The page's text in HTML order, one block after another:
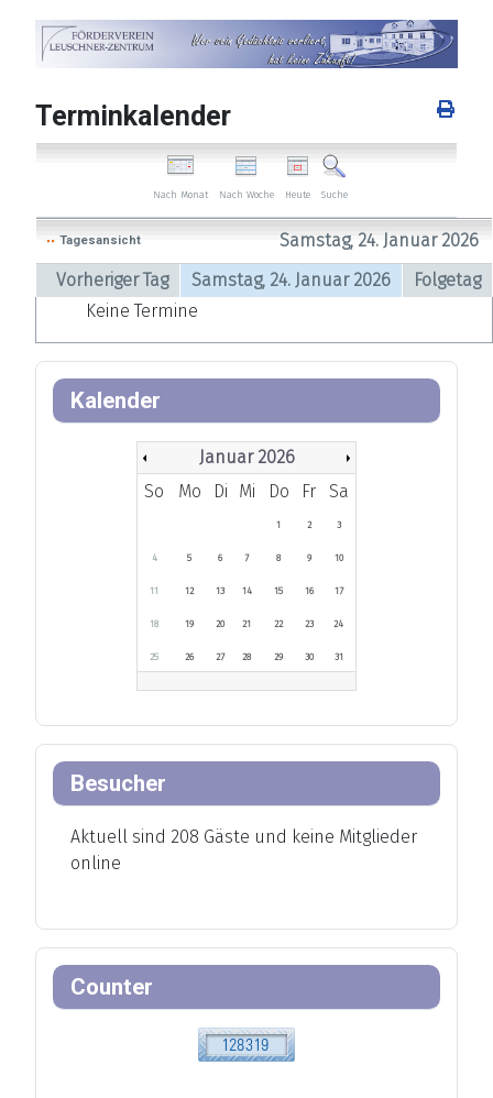
Terminkalender
Nach Monat Nach Woche Heute Suche
Tagesansicht
Samstag, 24. Januar 2026
Vorheriger Tag
Samstag, 24. Januar 2026
Folgetag
Keine Termine
Kalender
Januar 2026
So
Mo Di Mi Do Fr Sa
1 2 3
4 5 6 7 8 9 10
11 12 13 14 15 16 17
18 19 20 21 22 23 24
25 26 27 28 29 30 31
Besucher
Aktuell sind 208 Gäste und keine Mitglieder
online
Counter